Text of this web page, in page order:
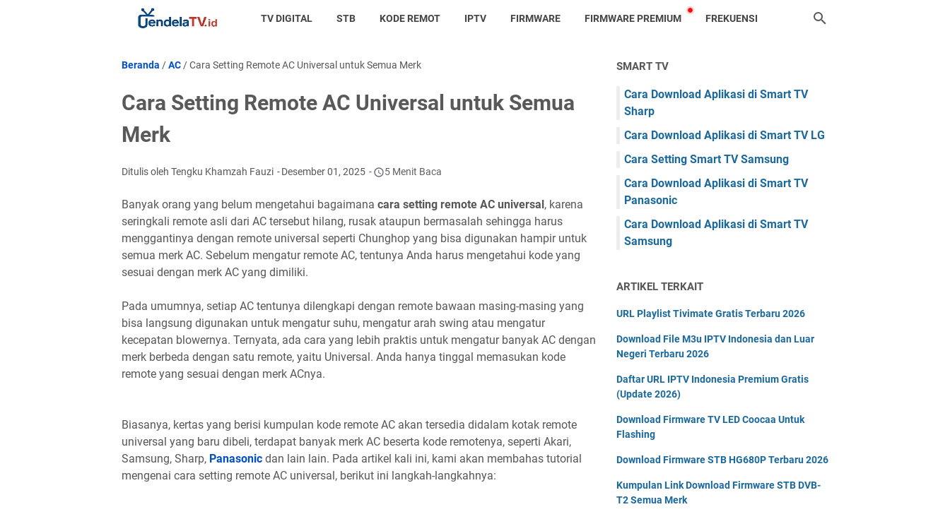
TV DIGITAL STB KODE REMOT IPTV FIRMWARE FIRMWARE PREMIUM FREKUENSI
Beranda /AC /Cara Setting Remote AC Universal untuk Semua Merk
Cara Setting Remote AC Universal untuk Semua
Merk
Ditulis oleh Tengku Khamzah Fauzi Desember 01, 2025 5 Menit Baca
Banyak orang yang belum mengetahui bagaimana cara setting remote AC universal, karena
seringkali remote asli dari AC tersebut hilang, rusak ataupun bermasalah sehingga harus
menggantinya dengan remote universal seperti Chunghop yang bisa digunakan hampir untuk
semua merk AC. Sebelum mengatur remote AC, tentunya Anda harus mengetahui kode yang
sesuai dengan merk AC yang dimiliki.
Pada umumnya, setiap AC tentunya dilengkapi dengan remote bawaan masing-masing yang
bisa langsung digunakan untuk mengatur suhu, mengatur arah swing atau mengatur
kecepatan blowernya. Ternyata, ada cara yang lebih praktis untuk mengatur banyak AC dengan
merk berbeda dengan satu remote, yaitu Universal. Anda hanya tinggal memasukan kode
remote yang sesuai dengan merk ACnya.
Biasanya, kertas yang berisi kumpulan kode remote AC akan tersedia didalam kotak remote
universal yang baru dibeli, terdapat banyak merk AC beserta kode remotenya, seperti Akari,
Samsung, Sharp, Panasonic dan lain lain. Pada artikel kali ini, kami akan membahas tutorial
mengenai cara setting remote AC universal, berikut ini langkah-langkahnya:
SMART TV
Cara Download Aplikasi di Smart TV
Sharp
Cara Download Aplikasi di Smart TV LG
Cara Setting Smart TV Samsung
Cara Download Aplikasi di Smart TV
Panasonic
Cara Download Aplikasi di Smart TV
Samsung
ARTIKEL TERKAIT
URL Playlist Tivimate Gratis Terbaru 2026
Download File M3u IPTV Indonesia dan Luar
Negeri Terbaru 2026
Daftar URL IPTV Indonesia Premium Gratis
(Update 2026)
Download Firmware TV LED Coocaa Untuk
Flashing
Download Firmware STB HG680P Terbaru 2026
Kumpulan Link Download Firmware STB DVB-
T2 Semua Merk